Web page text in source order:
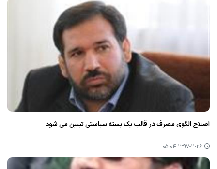
اصلاح الگوی مصرف در قالب یك بسته سیاستی تبیین می شود
۱۳۹۷-۱۱-۲۶ ۰۵:۰۴